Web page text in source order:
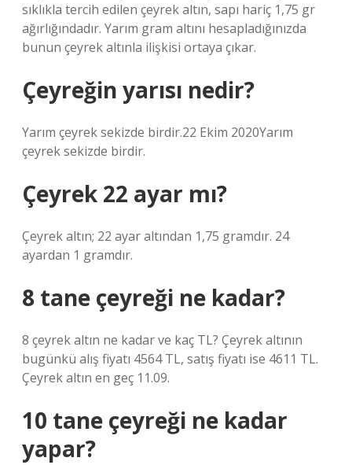
sıklıkla tercih edilen çeyrek altın, sapı hariç 1,75 gr
ağırlığındadır. Yarım gram altını hesapladığınızda
bunun çeyrek altınla ilişkisi ortaya çıkar.
Çeyreğin yarısı nedir?
Yarım çeyrek sekizde birdir.22 Ekim 2020Yarım
çeyrek sekizde birdir.
Çeyrek 22 ayar mı?
Çeyrek altın; 22 ayar altından 1,75 gramdır. 24
ayardan 1 gramdır.
8 tane çeyreği ne kadar?
8 çeyrek altın ne kadar ve kaç TL? Çeyrek altının
bugünkü alış fiyatı 4564 TL, satış fiyatı ise 4611 TL.
Çeyrek altın en geç 11.09.
10 tane çeyreği ne kadar
yapar?